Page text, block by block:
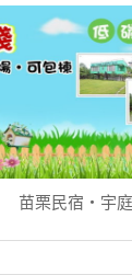
苗栗民宿‧宇